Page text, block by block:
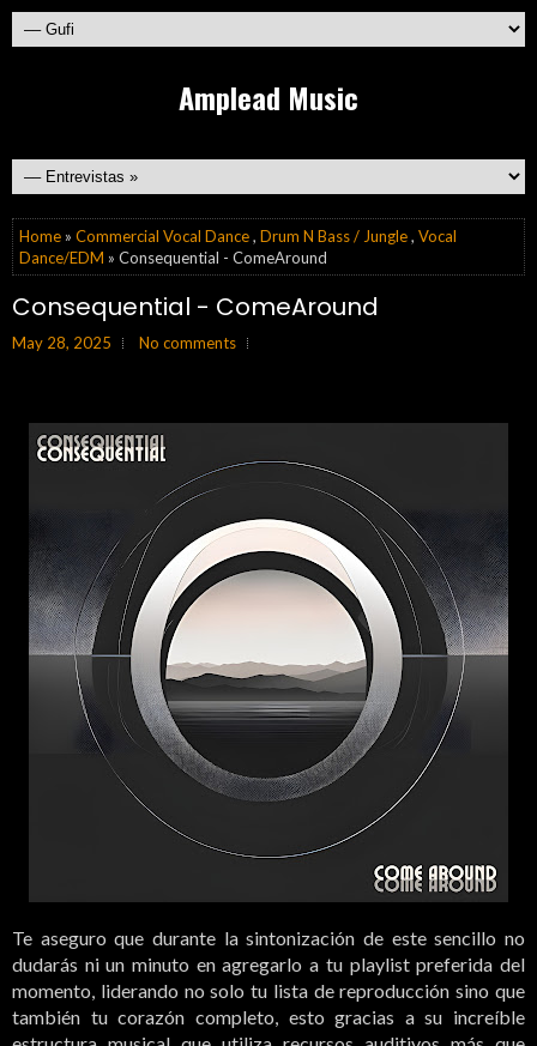
Amplead Music
Home » Commercial Vocal Dance, Drum N Bass / Jungle, Vocal
Dance/EDM » Consequential - ComeAround
Consequential - ComeAround
May 28, 2025 No comments
Te aseguro que durante la sintonización de este sencillo no
dudarás ni un minuto en agregarlo a tu playlist preferida del
momento, liderando no solo tu lista de reproducción sino que
también tu corazón completo, esto gracias a su increíble